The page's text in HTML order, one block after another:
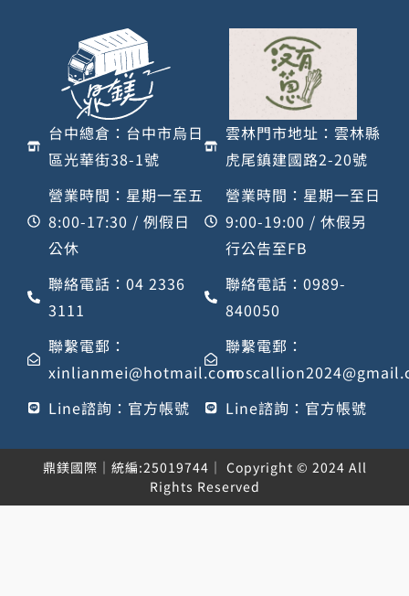
台中總倉：台中市烏日
區光華街38-1號
營業時間：星期一至五
8:00-17:30 / 例假日
公休
聯絡電話：04 2336
3111
聯繫電郵：
xinlianmei@hotmail.com
Line諮詢：官方帳號
雲林門市地址：雲林縣
虎尾鎮建國路2-20號
營業時間：星期一至日
9:00-19:00 / 休假另
行公告至FB
聯絡電話：0989-
840050
聯繫電郵：
Line諮詢：官方帳號
鼎鎂國際｜統編:25019744｜ Copyright © 2024 All
Rights Reserved